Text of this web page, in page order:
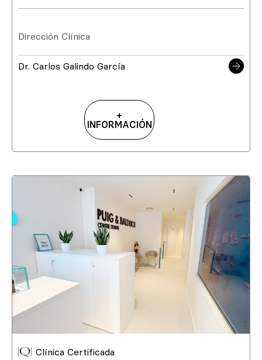
Dirección Clínica
Dr. Carlos Galindo García
+
INFORMACIÓN
Clínica Certificada